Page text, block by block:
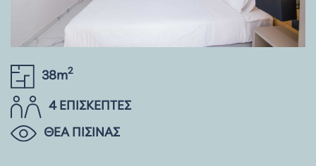
38m2
4 ΕΠΙΣΚΕΠΤΕΣ
ΘΕΑ ΠΙΣΙΝΑΣ